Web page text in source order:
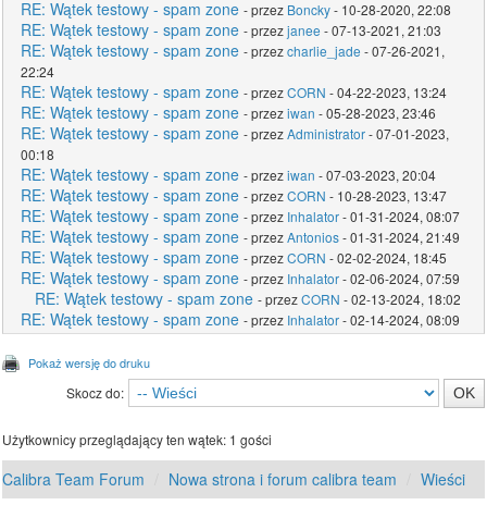
RE: Wątek testowy - spam zone - przez Boncky- 10-28-2020, 22:08
RE: Wątek testowy - spam zone - przezjanee - 07-13-2021, 21:03
RE: Wątek testowy - spam zone - przezcharlie_jade - 07-26-2021,
22:24
RE: Wątek testowy - spam zone - przezCORN - 04-22-2023, 13:24
RE: Wątek testowy - spam zone - przeziwan - 05-28-2023, 23:46
RE: Wątek testowy - spam zone - przezAdministrator- 07-01-2023,
00:18
RE: Wątek testowy - spam zone - przeziwan - 07-03-2023, 20:04
RE: Wątek testowy - spam zone - przezCORN - 10-28-2023, 13:47
RE: Wątek testowy - spam zone - przez Inhalator- 01-31-2024, 08:07
RE: Wątek testowy - spam zone - przezAntonios- 01-31-2024, 21:49
RE: Wątek testowy - spam zone - przezCORN - 02-02-2024, 18:45
RE: Wątek testowy - spam zone - przez Inhalator- 02-06-2024, 07:59
RE: Wątek testowy - spam zone - przezCORN - 02-13-2024, 18:02
RE: Wątek testowy - spam zone - przez Inhalator- 02-14-2024, 08:09
Pokaż wersję do druku
Skocz do:
Użytkownicy przeglądający ten wątek: 1 gości
Calibra Team Forum Nowa strona i forum calibra team Wieści